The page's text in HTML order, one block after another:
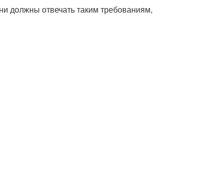
должны отвечать таким требованиям,